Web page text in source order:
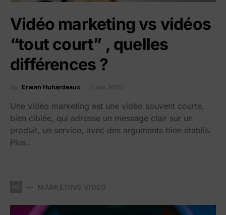
Vidéo marketing vs vidéos
“tout court” , quelles
différences ?
by Erwan Huhardeaux 5 juin 2020
Une vidéo marketing est une vidéo souvent courte,
bien ciblée, qui adresse un message clair sur un
produit, un service, avec des arguments bien établis.
Plus..
MARKETING VIDÉO